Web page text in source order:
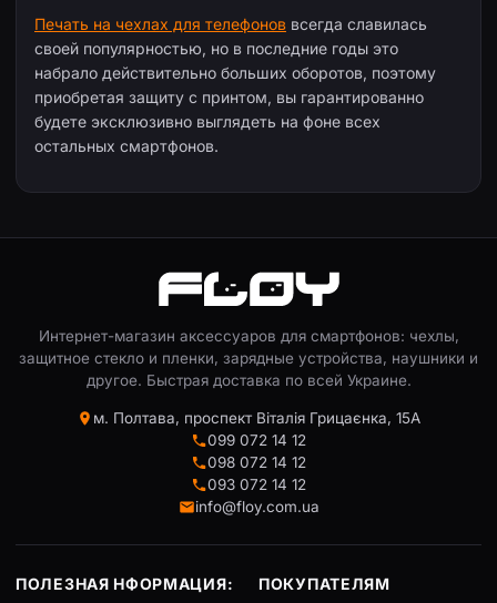
Печать на чехлах для телефонов всегда славилась
своей популярностью, но в последние годы это
набрало действительно больших оборотов, поэтому
приобретая защиту с принтом, вы гарантированно
будете эксклюзивно выглядеть на фоне всех
остальных смартфонов.
Интернет-магазин аксессуаров для смартфонов: чехлы,
защитное стекло и пленки, зарядные устройства, наушники и
другое. Быстрая доставка по всей Украине.
м. Полтава, проспект Віталія Грицаєнка, 15А
099 072 14 12
098 072 14 12
093 072 14 12
info@floy.com.ua
ПОЛЕЗНАЯ НФОРМАЦИЯ: ПОКУПАТЕЛЯМ